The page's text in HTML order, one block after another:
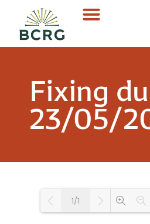
Fixing du
23/05/
1/1